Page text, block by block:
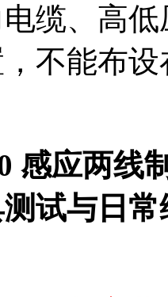
缆、高
不能布
感应两线
试与日